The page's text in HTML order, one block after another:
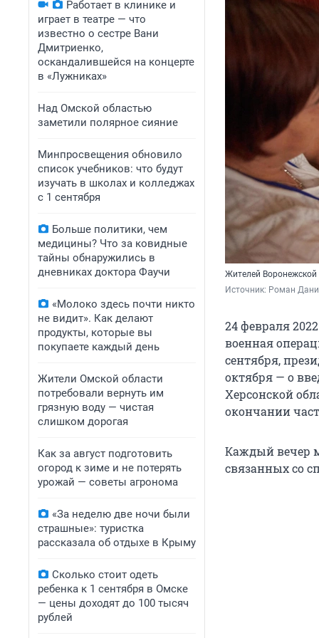
Работает в клинике и
играет в театре — что
известно о сестре Вани
Дмитриенко,
оскандалившейся на концерте
в «Лужниках»
Над Омской областью
заметили полярное сияние
Минпросвещения обновило
список учебников: что будут
изучать в школах и колледжах
с 1 сентября
Больше политики, чем
медицины? Что за ковидные
тайны обнаружились в
дневниках доктора Фаучи
«Молоко здесь почти никто
не видит». Как делают
продукты, которые вы
покупаете каждый день
Жители Омской области
потребовали вернуть им
грязную воду — чистая
слишком дорогая
Как за август подготовить
огород к зиме и не потерять
урожай — советы агронома
«За неделю две ночи были
страшные»: туристка
рассказала об отдыхе в Крыму
Сколько стоит одеть
ребенка к 1 сентября в Омске
— цены доходят до 100 тысяч
рублей
Жителей Воронежской
Источник: Роман
24 февраля
военная
сентября,
октября — о
Херсонской
окончании
Каждый вечер
связанных со